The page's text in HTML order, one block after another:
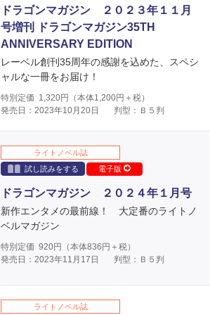
ドラゴンマガジン ２０２３年１１月
号増刊 ドラゴンマガジン35TH
ANNIVERSARY EDITION
レーベル創刊35周年の感謝を込めた、スペシ
ャルな一冊をお届け！
特別定価 1,320円（本体1,200円＋税）
発売日：2023年10月20日
判型：Ｂ５判
ライトノベル誌
試し読みをする
電子版
ドラゴンマガジン ２０２４年１月号
新作エンタメの最前線！ 大定番のライトノ
ベルマガジン
特別定価 920円（本体836 円＋税）
発売日：2023年11月17日
判型：Ｂ５判
ライトノベル誌